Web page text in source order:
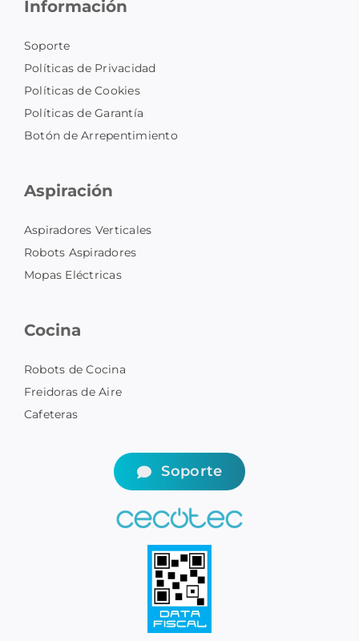
Información
Soporte
Políticas de Privacidad
Políticas de Cookies
Políticas de Garantía
Botón de Arrepentimiento
Aspiración
Aspiradores Verticales
Robots Aspiradores
Mopas Eléctricas
Cocina
Robots de Cocina
Freidoras de Aire
Cafeteras
Soporte